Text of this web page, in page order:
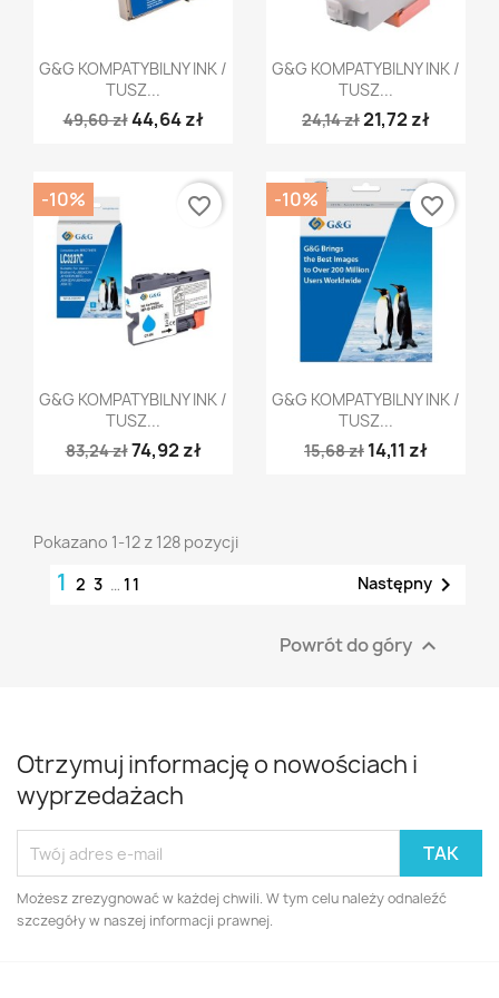
Szybki podgląd
G&G KOMPATYBILNY INK /
TUSZ...
49,60 zł44,64 zł
Szybki podgląd
G&G KOMPATYBILNY INK /
TUSZ...
24,14 zł21,72 zł
Szybki podgląd
G&G KOMPATYBILNY INK /
TUSZ...
83,24 zł74,92 zł
-10% favorite_border
Szybki podgląd
G&G KOMPATYBILNY INK /
TUSZ...
15,68 zł 14,11 zł
-10% favorite_border
Pokazano 1-12 z 128 pozycji
1 2 3 … 11 Następny 
Powrót do góry 
Otrzymuj informację o nowościach i
wyprzedażach
Możesz zrezygnować w każdej chwili. W tym celu należy odnaleźć
szczegóły w naszej informacji prawnej.